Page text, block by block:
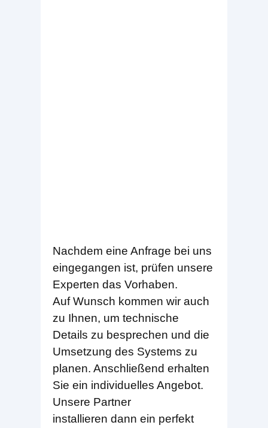
Nachdem eine Anfrage bei uns
eingegangen ist, prüfen unsere
Experten das Vorhaben.
Auf Wunsch kommen wir auch
zu Ihnen, um technische
Details zu besprechen und die
Umsetzung des Systems zu
planen. Anschließend erhalten
Sie ein individuelles Angebot.
Unsere Partner
installieren dann ein perfekt